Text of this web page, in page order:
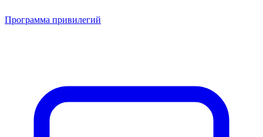
Программа привилегий